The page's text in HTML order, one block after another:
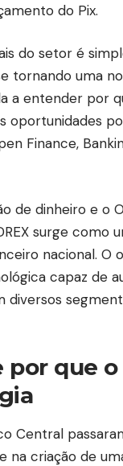
do Pix.
do setor é
tornando uma
a entender por
oportunidades
Finance,
de dinheiro e o
surge como
nacional. O
capaz de
diversos
por que
Central
na criação de